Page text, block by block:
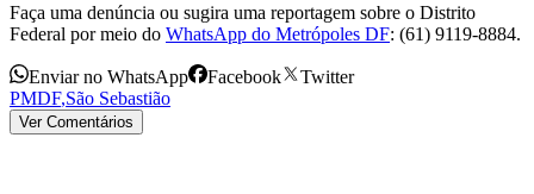
Faça uma denúncia ou sugira uma reportagem sobre o Distrito
Federal por meio do WhatsApp do Metrópoles DF: (61) 9119-8884.
Enviar no WhatsApp Facebook
Twitter
PMDF,São Sebastião
Ver Comentários